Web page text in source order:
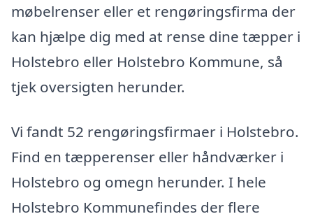
møbelrenser eller et rengøringsfirma der
kan hjælpe dig med at rense dine tæpper i
Holstebro eller Holstebro Kommune, så
tjek oversigten herunder.
Vi fandt 52 rengøringsfirmaer i Holstebro.
Find en tæpperenser eller håndværker i
Holstebro og omegn herunder. I hele
Holstebro Kommunefindes der flere